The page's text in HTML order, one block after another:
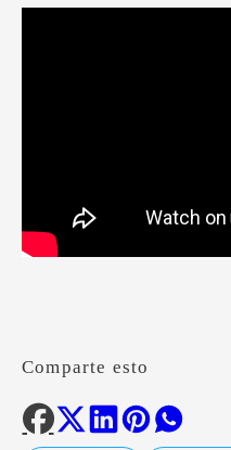
Comparte esto